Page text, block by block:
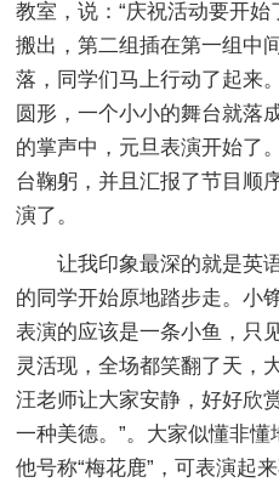
教室，说：“庆祝活动要开
搬出，第二组插在第一组中
落，同学们马上行动了起来
圆形，一个小小的舞台就落
的掌声中，元旦表演开始了
台鞠躬，并且汇报了节目顺
演了。
让我印象最深的就是英
的同学开始原地踏步走。小
表演的应该是一条小鱼，只
灵活现，全场都笑翻了天，
汪老师让大家安静，好好欣
一种美德。”。大家似懂非懂
他号称“梅花鹿”，可表演起